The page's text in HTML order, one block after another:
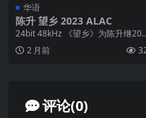
华语
陈升 望乡 2023 ALAC
24bit 48kHz 《望乡》为陈升继201
7 年《归乡》及2022 年《他乡...
2 月前
评论(0)